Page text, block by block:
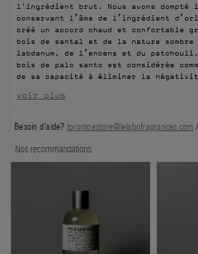
FILMS
À PROPOS
Panier
(0)
l'ingrédient brut. Nous avons
conservant l’âme de l’ingrédient
créé un accord chaud et confortable
bois de santal et de la nature sombre
labdanum, de l’encens et du
bois de palo santo est considérée
de sa capacité à éliminer la
voir plus
Besoin d'aide? torontoestore@lelabofragrances.com /
Nos recommandations: